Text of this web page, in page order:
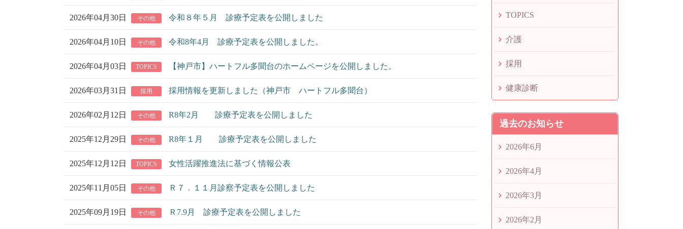
2026年04月30日 その他 令和８年５月 診療予定表を公開しました
2026年04月10日 その他 令和8年4月 診療予定表を公開しました。
2026年04月03日 TOPICS 【神戸市】ハートフル多聞台のホームページを公開しました。
2026年03月31日 採用 採用情報を更新しました（神戸市 ハートフル多聞台）
2026年02月12日 その他 R8年2月 診療予定表を公開しました
2025年12月29日 その他 R8年１月 診療予定表を公開しました
2025年12月12日 TOPICS 女性活躍推進法に基づく情報公表
2025年11月05日 その他 Ｒ７．１１月診察予定表を公開しました
2025年09月19日 その他 Ｒ7.9月 診療予定表を公開しました
TOPICS
介護
採用
健康診断
過去のお知らせ
2026年6月
2026年4月
2026年3月
2026年2月